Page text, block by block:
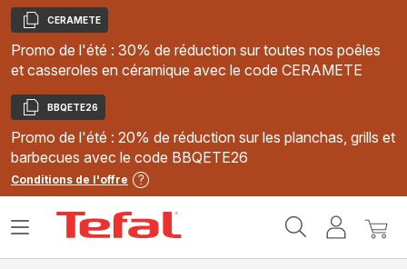
Copier
CERAMETE
Promo de l'été : 30% de réduction sur toutes nos poêles
et casseroles en céramique avec le code CERAMETE
Copier
BBQETE26
Promo de l'été : 20% de réduction sur les planchas, grills et
barbecues avec le code BBQETE26
Conditions de l'offre
MonMon
Ouvrir